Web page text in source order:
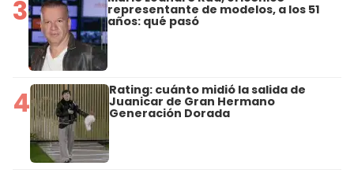
3 representante de modelos, a los 51
años: qué pasó
4 Rating: cuánto midió la salida de
Juanicar de Gran Hermano
Generación Dorada